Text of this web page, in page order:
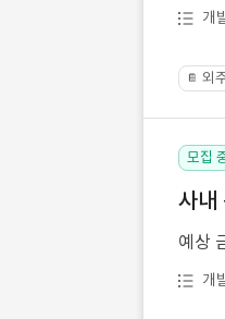
개
📔 외
모집
사내
예상
개